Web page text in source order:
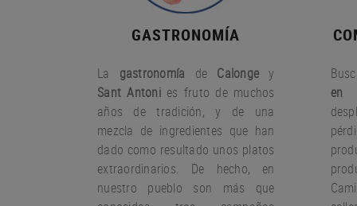
GASTRONOMÍA
La gastronomía de Calonge y
Sant Antoni es fruto de muchos
años
de tradición, y
de una
mezcla de ingredientes que han
dado como resultado unos platos
extraordinarios.
De hecho,
en
nuestro
pueblo
son más que
en